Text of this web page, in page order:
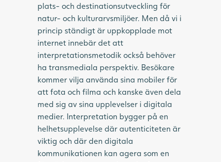
plats- och destinationsutveckling för
natur- och kulturarvsmiljöer. Men då vi i
princip ständigt är uppkopplade mot
internet innebär det att
interpretationsmetodik också behöver
ha transmediala perspektiv. Besökare
kommer vilja använda sina mobiler för
att fota och filma och kanske även dela
med sig av sina upplevelser i digitala
medier. Interpretation bygger på en
helhetsupplevelse där autenticiteten är
viktig och där den digitala
kommunikationen kan agera som en